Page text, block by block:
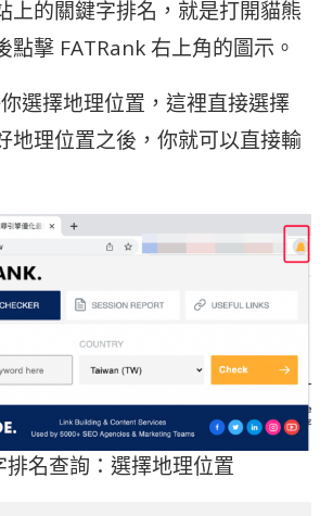
上的關鍵字排名，就是打開貓熊
點擊 FATRank 右上角的圖示。
選擇地理位置，這裡直接選擇
地理位置之後，你就可以直接輸
排名查詢：選擇地理位置